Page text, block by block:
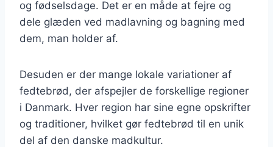
og fødselsdage. Det er en måde at fejre og
dele glæden ved madlavning og bagning med
dem, man holder af.
Desuden er der mange lokale variationer af
fedtebrød, der afspejler de forskellige regioner
i Danmark. Hver region har sine egne opskrifter
og traditioner, hvilket gør fedtebrød til en unik
del af den danske madkultur.